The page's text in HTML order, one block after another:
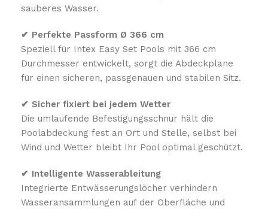
sauberes Wasser.
✔ Perfekte Passform Ø 366 cm
Speziell für Intex Easy Set Pools mit 366 cm
Durchmesser entwickelt, sorgt die Abdeckplane
für einen sicheren, passgenauen und stabilen Sitz.
✔ Sicher fixiert bei jedem Wetter
Die umlaufende Befestigungsschnur hält die
Poolabdeckung fest an Ort und Stelle, selbst bei
Wind und Wetter bleibt Ihr Pool optimal geschützt.
✔ Intelligente Wasserableitung
Integrierte Entwässerungslöcher verhindern
Wasseransammlungen auf der Oberfläche und